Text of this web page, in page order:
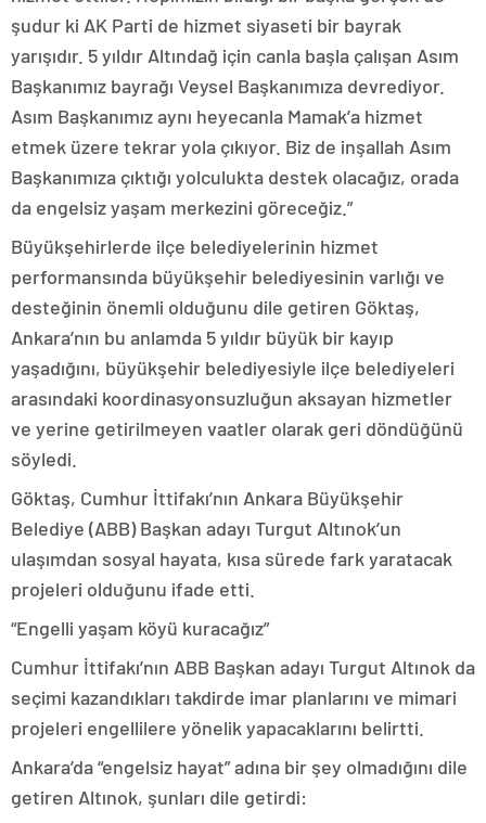
şudur ki AK Parti de hizmet siyaseti bir bayrak
yarışıdır. 5 yıldır Altındağ için canla başla çalışan Asım
Başkanımız bayrağı Veysel Başkanımıza devrediyor.
Asım Başkanımız aynı heyecanla Mamak’a hizmet
etmek üzere tekrar yola çıkıyor. Biz de inşallah Asım
Başkanımıza çıktığı yolculukta destek olacağız, orada
da engelsiz yaşam merkezini göreceğiz.”
Büyükşehirlerde ilçe belediyelerinin hizmet
performansında büyükşehir belediyesinin varlığı ve
desteğinin önemli olduğunu dile getiren Göktaş,
Ankara’nın bu anlamda 5 yıldır büyük bir kayıp
yaşadığını, büyükşehir belediyesiyle ilçe belediyeleri
arasındaki koordinasyonsuzluğun aksayan hizmetler
ve yerine getirilmeyen vaatler olarak geri döndüğünü
söyledi.
Göktaş, Cumhur İttifakı’nın Ankara Büyükşehir
Belediye (ABB) Başkan adayı Turgut Altınok’un
ulaşımdan sosyal hayata, kısa sürede fark yaratacak
projeleri olduğunu ifade etti.
“Engelli yaşam köyü kuracağız”
Cumhur İttifakı’nın ABB Başkan adayı Turgut Altınok da
seçimi kazandıkları takdirde imar planlarını ve mimari
projeleri engellilere yönelik yapacaklarını belirtti.
Ankara’da “engelsiz hayat” adına bir şey olmadığını dile
getiren Altınok, şunları dile getirdi: